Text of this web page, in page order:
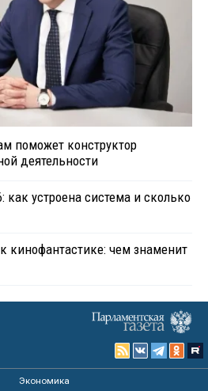
поможет конструктор
деятельности
как устроена система и сколько
кинофантастике: чем знаменит
Экономика